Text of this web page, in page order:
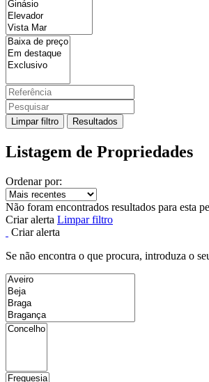
Limpar filtro Resultados
Listagem de Propriedades
Ordenar por:
Não foram encontrados resultados para esta
Criar alerta Limpar filtro
Criar alerta
Se não encontra o que procura, introduza o